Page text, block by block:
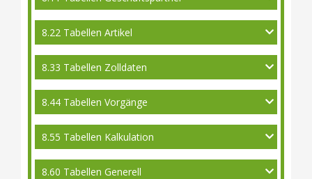
8.22 Tabellen Artikel
8.33 Tabellen Zolldaten
8.44 Tabellen Vorgänge
8.55 Tabellen Kalkulation
8.60 Tabellen Generell